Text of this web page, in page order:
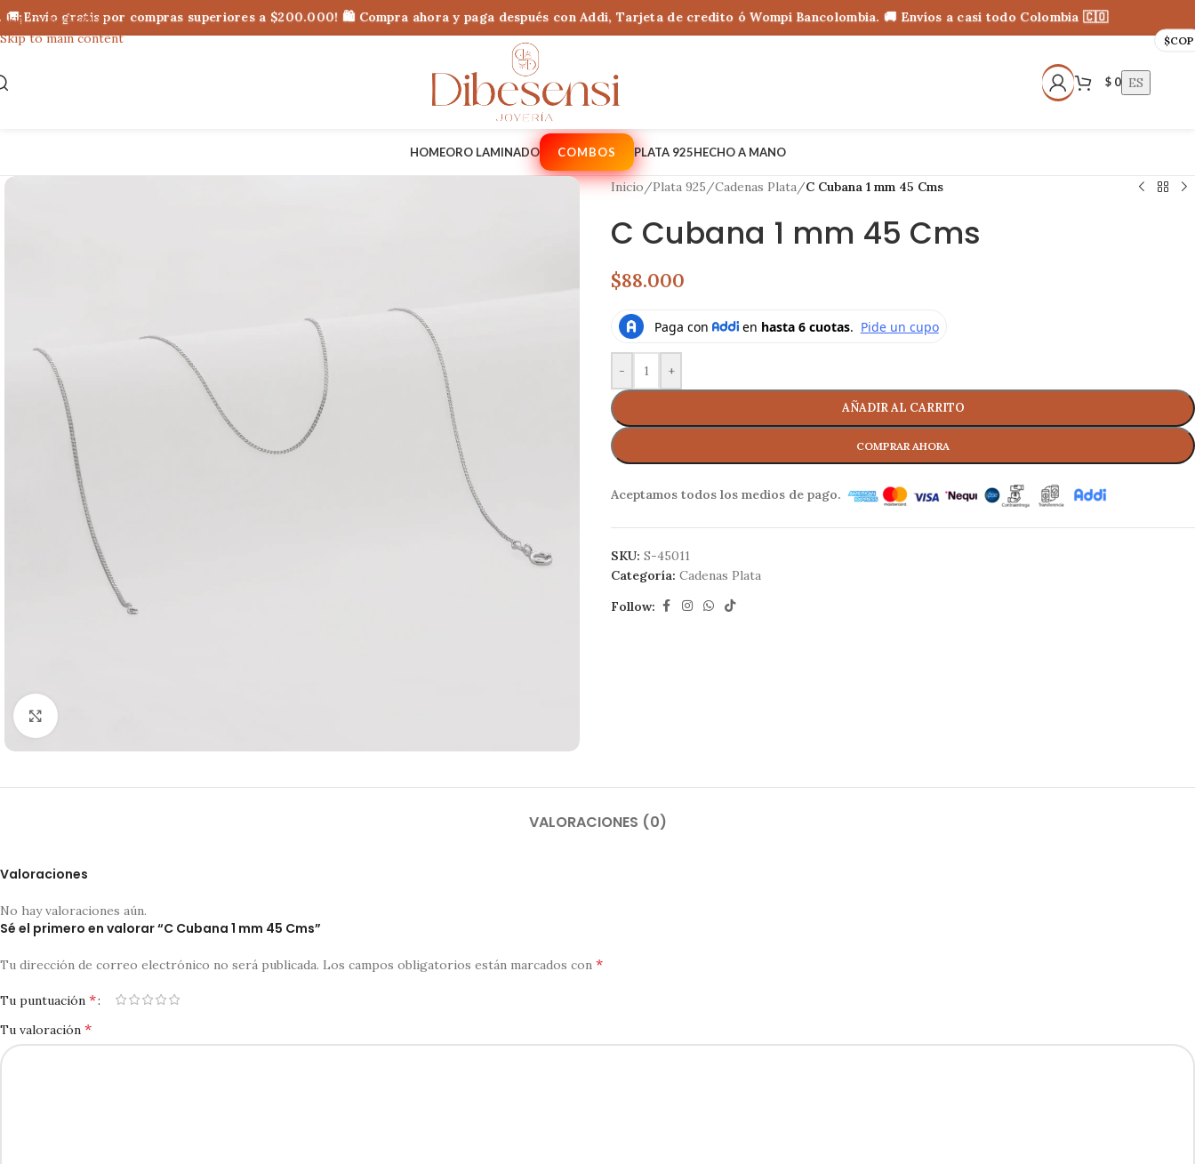
Skip to navigation
Skip to main content
gratis por compras superiores a $200.000! 🛍 Compra ahora y paga después con Addi, Tarjeta de credito ó Wompi Bancolombia. 🚚 Envíos a casi todo Colombia 🇨🇴
$ 0 ES
$COP
HOMEORO LAMINADO COMBOS PLATA 925HECHO A MANO
Inicio/Plata 925/Cadenas Plata/C Cubana 1 mm 45 Cms
C Cubana 1 mm 45 Cms
$88.000
- +
AÑADIR AL CARRITO
Aceptamos todos los medios de pago.
SKU: S-45011
Categoría: Cadenas Plata
Follow:
VALORACIONES (0)
Valoraciones
No hay valoraciones aún.
Sé el primero en valorar “C Cubana 1 mm 45 Cms”
Tu dirección de correo electrónico no será publicada. Los campos obligatorios están marcados con *
Tu puntuación *
Tu valoración *